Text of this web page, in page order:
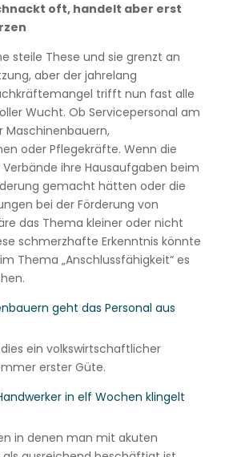
oft, handelt aber erst
steile These und sie grenzt an
aber der jahrelang
trifft nun fast alle
Wucht. Ob Servicepersonal am
Maschinenbauern,
oder Pflegekräfte. Wenn die
ihre Hausaufgaben beim
gemacht hätten oder die
bei der Förderung von
das Thema kleiner oder nicht
schmerzhafte Erkenntnis könnte
Thema „Anschlussfähigkeit“ es
geht das Personal aus
ein volkswirtschaftlicher
erster Güte.
in elf Wochen klingelt
in denen man mit akuten